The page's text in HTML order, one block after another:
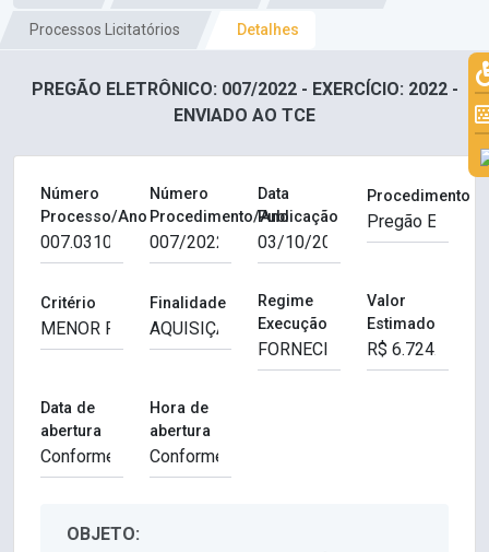
Processos Licitatórios Detalhes
PREGÃO ELETRÔNICO: 007/2022 - EXERCÍCIO: 2022 -
ENVIADO AO TCE
Número
Processo/Ano
Número
Procedimento/Ano
Data
Publicação
Procedimento
Critério Finalidade
Regime
Execução
Valor
Estimado
Data de
abertura
Hora de
abertura
OBJETO: